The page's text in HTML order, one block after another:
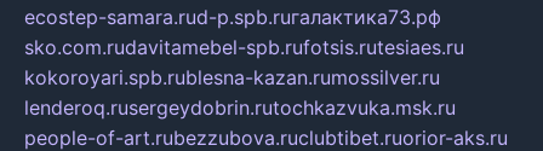
ecostep-samara.rud-p.spb.ruгалактика73.рф
sko.com.rudavitamebel-spb.rufotsis.rutesiaes.ru
kokoroyari.spb.rublesna-kazan.rumossilver.ru
lenderoq.rusergeydobrin.rutochkazvuka.msk.ru
people-of-art.rubezzubova.ruclubtibet.ruorior-aks.ru